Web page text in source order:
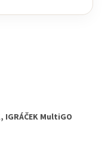
IGRÁČEK MultiGO